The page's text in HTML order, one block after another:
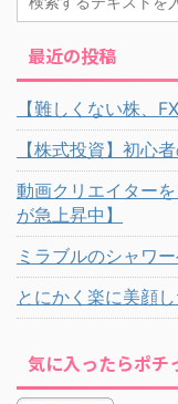
最近の投稿
【難しくない株、
【株式投資】初心
動画クリエイター
が急上昇中】
ミラブルのシャワ
とにかく楽に美顔
気に入ったらポチ